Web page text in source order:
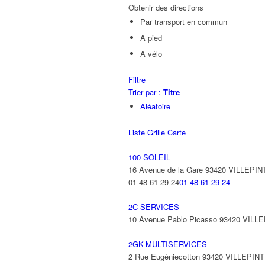
Obtenir des directions
Par transport en commun
A pied
À vélo
Filtre
Trier par : Titre
Aléatoire
Liste Grille Carte
100 SOLEIL
16 Avenue de la Gare 93420
01 48 61 29 2401 48 61 29 24
2C SERVICES
10 Avenue Pablo Picasso 93420
2GK-MULTISERVICES
2 Rue Eugéniecotton 93420